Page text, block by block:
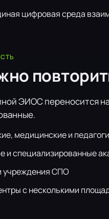
цифровая среда
ЭИОС переносится
медицинские и
и специализированные
учреждения СПО
с несколькими